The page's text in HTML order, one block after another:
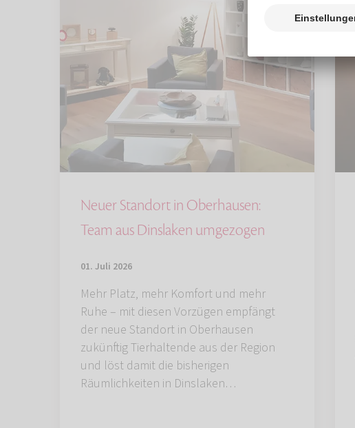
Neuer Standort in Oberhausen:
Team aus Dinslaken umgezogen
01. Juli 2026
Mehr Platz, mehr Komfort und mehr
Ruhe – mit diesen Vorzügen empfängt
der neue Standort in Oberhausen
zukünftig Tierhaltende aus der Region
und löst damit die bisherigen
Räumlichkeiten in Dinslaken…